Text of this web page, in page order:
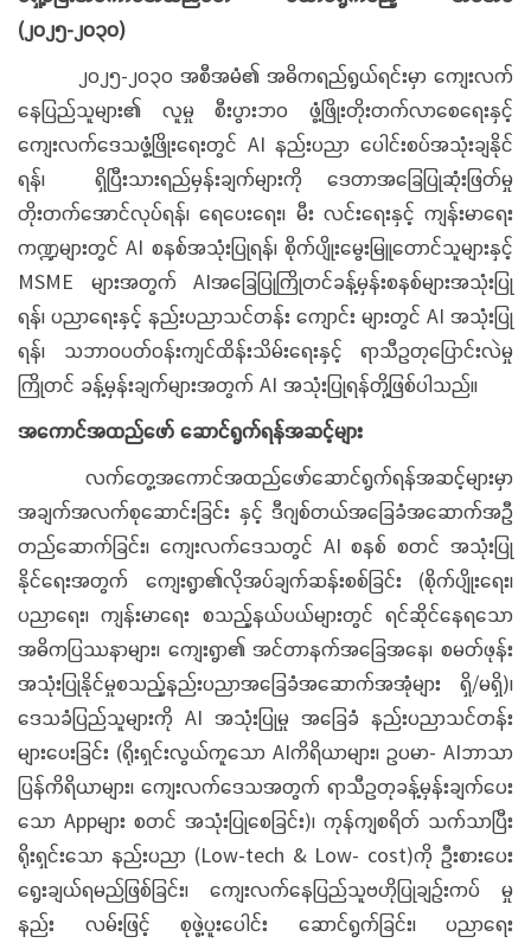
(၂၀၂၅-၂၀၃၀)
၂၀၂၅-၂၀၃၀ အစီအမံ၏ အဓိကရည်ရွယ်ရင်းမှာ ကျေးလက်
နေပြည်သူများ၏ လူမှု စီးပွားဘဝ ဖွံ့ဖြိုးတိုးတက်လာစေရေးနှင့်
ကျေးလက်ဒေသဖွံ့ဖြိုးရေးတွင် AI နည်းပညာ ပေါင်းစပ်အသုံးချနိုင်
ရန်၊ ရှိပြီးသားရည်မှန်းချက်များကို ဒေတာအခြေပြုဆုံးဖြတ်မှု
တိုးတက်အောင်လုပ်ရန်၊ ရေပေးရေး၊ မီး လင်းရေးနှင့် ကျန်းမာရေး
ကဏ္ဍများတွင် AI စနစ်အသုံးပြုရန်၊ စိုက်ပျိုးမွေးမြူတောင်သူများနှင့်
MSME များအတွက် AIအခြေပြုကြိုတင်ခန့်မှန်းစနစ်များအသုံးပြု
ရန်၊ ပညာရေးနှင့် နည်းပညာသင်တန်း ကျောင်း များတွင် AI အသုံးပြု
ရန်၊ သဘာဝပတ်ဝန်းကျင်ထိန်းသိမ်းရေးနှင့် ရာသီဥတုပြောင်းလဲမှု
ကြိုတင် ခန့်မှန်းချက်များအတွက် AI အသုံးပြုရန်တို့ဖြစ်ပါသည်။
အကောင်အထည်ဖော် ဆောင်ရွက်ရန်အဆင့်များ
လက်တွေ့အကောင်အထည်ဖော်ဆောင်ရွက်ရန်အဆင့်များမှာ
အချက်အလက်စုဆောင်းခြင်း နှင့် ဒီဂျစ်တယ်အခြေခံအဆောက်အဦ
တည်ဆောက်ခြင်း၊ ကျေးလက်ဒေသတွင် AI စနစ် စတင် အသုံးပြု
နိုင်ရေးအတွက် ကျေးရွာ၏လိုအပ်ချက်ဆန်းစစ်ခြင်း (စိုက်ပျိုးရေး၊
ပညာရေး၊ ကျန်းမာရေး စသည့်နယ်ပယ်များတွင် ရင်ဆိုင်နေရသော
အဓိကပြဿနာများ၊ ကျေးရွာ၏ အင်တာနက်အခြေအနေ၊ စမတ်ဖုန်း
အသုံးပြုနိုင်မှုစသည့်နည်းပညာအခြေခံအဆောက်အအုံများ ရှိ/မရှိ)၊
ဒေသခံပြည်သူများကို AI အသုံးပြုမှု အခြေခံ နည်းပညာသင်တန်း
များပေးခြင်း (ရိုးရှင်းလွယ်ကူသော AIကိရိယာများ၊ ဥပမာ- AIဘာသာ
ပြန်ကိရိယာများ၊ ကျေးလက်ဒေသအတွက် ရာသီဥတုခန့်မှန်းချက်ပေး
သော Appများ စတင် အသုံးပြုစေခြင်း)၊ ကုန်ကျစရိတ် သက်သာပြီး
ရိုးရှင်းသော နည်းပညာ (Low-tech & Low- cost)ကို ဦးစားပေး
ရွေးချယ်ရမည်ဖြစ်ခြင်း၊ ကျေးလက်နေပြည်သူဗဟိုပြုချဉ်းကပ် မှု
နည်း လမ်းဖြင့် စုဖွဲ့ပူးပေါင်း ဆောင်ရွက်ခြင်း၊ ပညာရေး